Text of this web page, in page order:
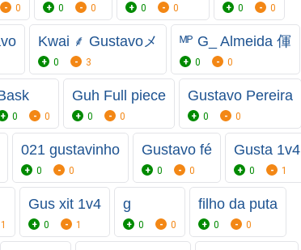
0 0 0 0 0 0 0
Kwai ⸙ Gustavoメ
0 3
ᴹᴾ G_ Almeida 㑮
0 0
0 0
Guh Full piece
0 0
Gustavo Pereira
0 0
021 gustavinho
0 0
Gustavo fé
0 0
Gusta 1v4
0 1
1
Gus xit 1v4
0 1
g
0 0
filho da puta
0 0